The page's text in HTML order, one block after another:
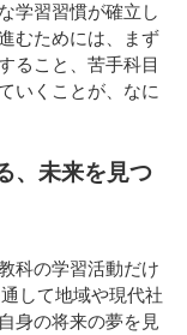
学習習慣が確立し
むためには、まず
ること、苦手科目
いくことが、なに
、未来を見つ
科の学習活動だけ
して地域や現代社
身の将来の夢を見